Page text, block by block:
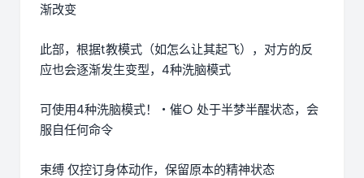
渐改变
此部，根据t教模式（如怎么让其起飞），对方的反
应也会逐渐发生变型，4种洗脑模式
可使用4种洗脑模式！・催○ 处于半梦半醒状态，会
服自任何命令
束缚 仅控订身体动作，保留原本的精神状态